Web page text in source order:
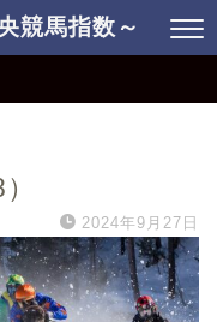
競馬指数～
2024年9月27日